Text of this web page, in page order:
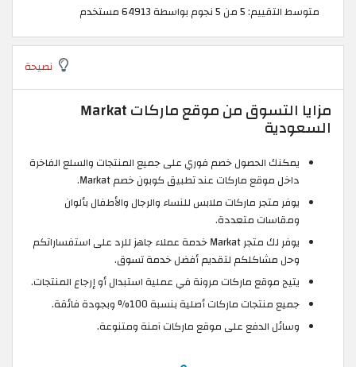
متوسط التقييم: 5 من 5 نجوم بواسطة 64913 مستخدم
نصيحة
مزايا التسوق من موقع ماركات Markat
السعودية
يمكنك الحصول خصم فوري على جميع المنتجات والسلع الفاخرة
داخل موقع ماركات عند تطبيق كوبون خصم Markat.
يوفر متجر ماركات ملابس للنساء والرجال والأطفال بألوان
ومقاسات متعددة.
يوفر لك متجر Markat خدمة عملاء جاهز للرد على استفساراتكم
وحل مشاكلكم لتقديم أفضل خدمة تسوق.
يتيح موقع ماركات مرونة في عملية استبدال أو إرجاع المنتجات.
جميع منتجات ماركات أصلية بنسبة 100% وبجودة فائقة.
وسائل الدفع على موقع ماركات آمنة ومتنوعة.